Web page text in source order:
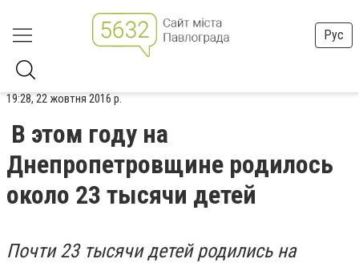
Рус
19:28, 22 жовтня 2016 р.
В этом году на
Днепропетровщине родилось
около 23 тысячи детей
Почти 23 тысячи детей родились на